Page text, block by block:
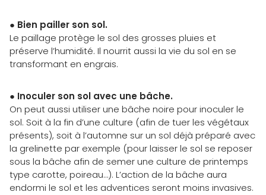
● Bien pailler son sol.
Le paillage protège le sol des grosses pluies et
préserve l’humidité. Il nourrit aussi la vie du sol en se
transformant en engrais.
● Inoculer son sol avec une bâche.
On peut aussi utiliser une bâche noire pour inoculer le
sol. Soit à la fin d’une culture (afin de tuer les végétaux
présents), soit à l’automne sur un sol déjà préparé avec
la grelinette par exemple (pour laisser le sol se reposer
sous la bâche afin de semer une culture de printemps
type carotte, poireau…). L’action de la bâche aura
endormi le sol et les adventices seront moins invasives.